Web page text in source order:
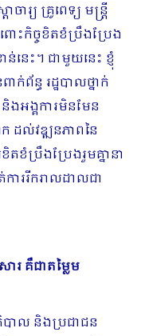
ារ្យ គ្រូពេទ្យ មន្រ្តី
ះកិច្ចខិតខំប្រឹងប្រែង
នេះ។ ជាមួយនេះ ខ្ញុំ
ព័ន្ធ រដ្ឋបាលថ្នាក់
ងអង្គការមិនមែន
ដល់វឌ្ឍនភាពនៃ
ខំប្រឹងប្រែងរួមគ្នានា​
ការរីករាលដាលជា​
រ គឺជាតម្លៃម
បាល និងប្រជាជន